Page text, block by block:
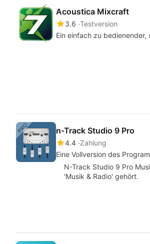
Acoustica Mixcraft
3.6 Testversion
Ein einfach zu
n-Track Studio 9 Pro
4.4 Zahlung
Eine Vollversion des
N-Track Studio 9 Pro
'Musik & Radio' gehört.